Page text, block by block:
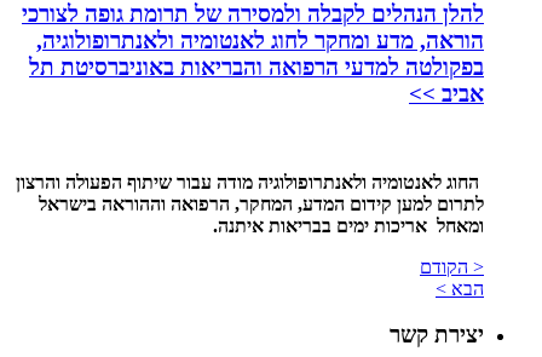
להלן הנהלים לקבלה ולמסירה של תרומת גופה לצורכי
הוראה, מדע ומחקר לחוג לאנטומיה ולאנתרופולוגיה,
בפקולטה למדעי הרפואה והבריאות באוניברסיטת תל
אביב >>
החוג לאנטומיה ולאנתרופולוגיה מודה עבור שיתוף הפעולה והרצון
לתרום למען קידום המדע, המחקר, הרפואה וההוראה בישראל
ומאחל אריכות ימים בבריאות איתנה.
< הקודם
הבא >
יצירת קשר